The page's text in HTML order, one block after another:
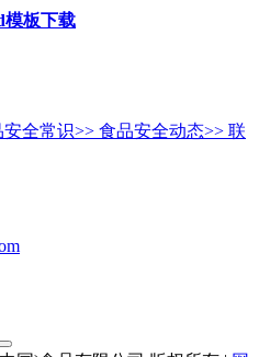
模板下载
安全常识>> 食品安全动态>> 联